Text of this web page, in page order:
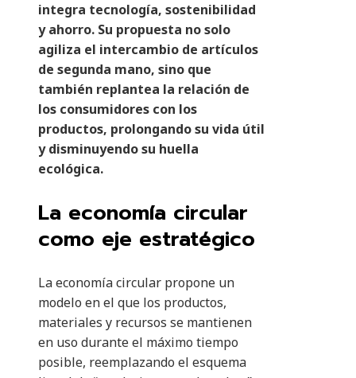
integra tecnología, sostenibilidad
y ahorro. Su propuesta no solo
agiliza el intercambio de artículos
de segunda mano, sino que
también replantea la relación de
los consumidores con los
productos, prolongando su vida útil
y disminuyendo su huella
ecológica.
La economía circular
como eje estratégico
La economía circular propone un
modelo en el que los productos,
materiales y recursos se mantienen
en uso durante el máximo tiempo
posible, reemplazando el esquema